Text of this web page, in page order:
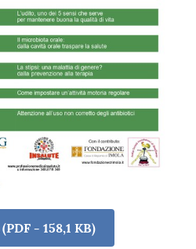
(PDF - 158,1 KB)